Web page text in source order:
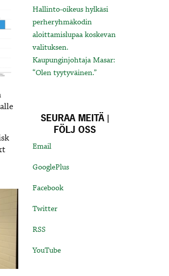
Hallinto-oikeus hylkäsi
perheryhmäkodin
aloittamislupaa koskevan
valituksen.
Kaupunginjohtaja Masar:
“Olen tyytyväinen.”
SEURAA MEITÄ |
FÖLJ OSS
Email
GooglePlus
Facebook
Twitter
RSS
YouTube